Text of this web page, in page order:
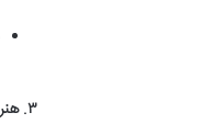
۳. هنر گوش دادن فعال و سوال پرسیدن: کلید درک واقعی